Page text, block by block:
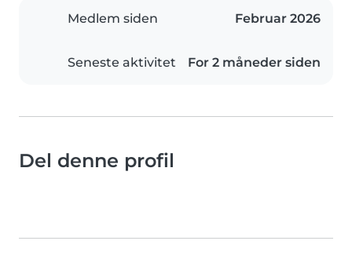
Medlem siden Februar 2026
Seneste aktivitet For 2 måneder siden
Del denne profil